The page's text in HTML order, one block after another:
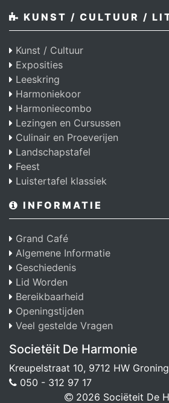
KUNST / CULTUUR /
Kunst / Cultuur
Exposities
Leeskring
Harmoniekoor
Harmoniecombo
Lezingen en Cursussen
Culinair en Proeverijen
Landschapstafel
Feest
Luistertafel klassiek
INFORMATIE
Grand Café
Algemene Informatie
Geschiedenis
Lid Worden
Bereikbaarheid
Openingstijden
Veel gestelde Vragen
Societëit De Harmonie
Kreupelstraat 10, 9712 HW
050 - 312 97 17
2026 Sociëteit De